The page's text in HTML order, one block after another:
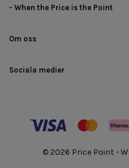
- When the Price is the Point
Om oss
Sociala medier
© 2026 Price Point -